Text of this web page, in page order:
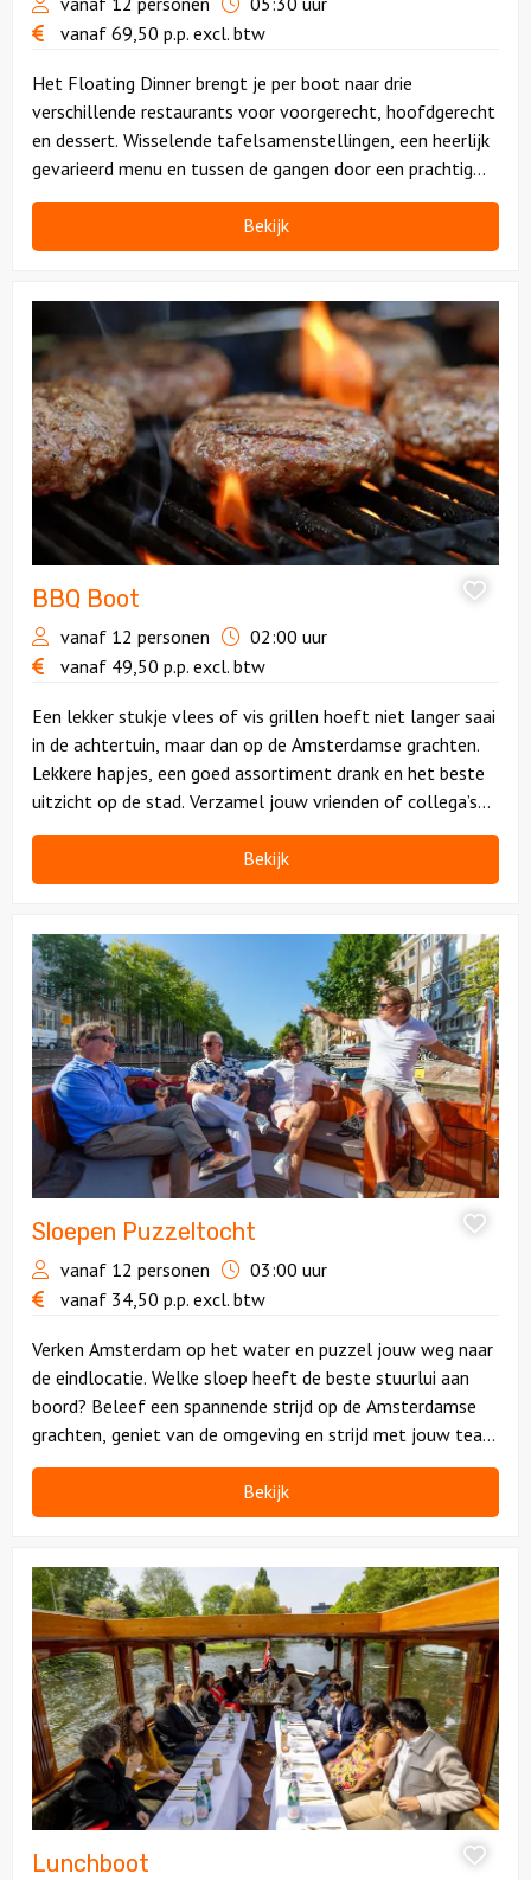
vanaf 69,50 p.p. excl. btw
Het Floating Dinner brengt je per boot naar drie
verschillende restaurants voor voorgerecht, hoofdgerecht
en dessert. Wisselende tafelsamenstellingen, een heerlijk
gevarieerd menu en tussen de gangen door een prachtig
uitzicht op Amsterdam vanaf de boot.
Bekijk
Bekijk
Boot
BBQ Boot
vanaf 12 personen
02:00 uur
vanaf 49,50 p.p. excl. btw
Een lekker stukje vlees of vis grillen hoeft niet langer saai
in de achtertuin, maar dan op de Amsterdamse grachten.
Lekkere hapjes, een goed assortiment drank en het beste
uitzicht op de stad. Verzamel jouw vrienden of collega’s
en vaar met ons mee!
Bekijk
Bekijk
Sloepen
Puzzeltocht
Sloepen Puzzeltocht
vanaf 12 personen
03:00 uur
vanaf 34,50 p.p. excl. btw
Verken Amsterdam op het water en puzzel jouw weg naar
de eindlocatie. Welke sloep heeft de beste stuurlui aan
boord? Beleef een spannende strijd op de Amsterdamse
grachten, geniet van de omgeving en strijd met jouw team
voor die felbegeerde trofee!
Bekijk
Lunchboot
Lunchboot